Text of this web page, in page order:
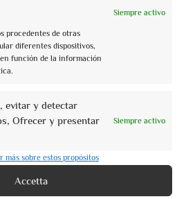
Siempre activo
procedentes de otras
diferentes dispositivos,
función de la información
evitar y detectar
Ofrecer y presentar
Siempre activo
más sobre estos propósitos
Accetta